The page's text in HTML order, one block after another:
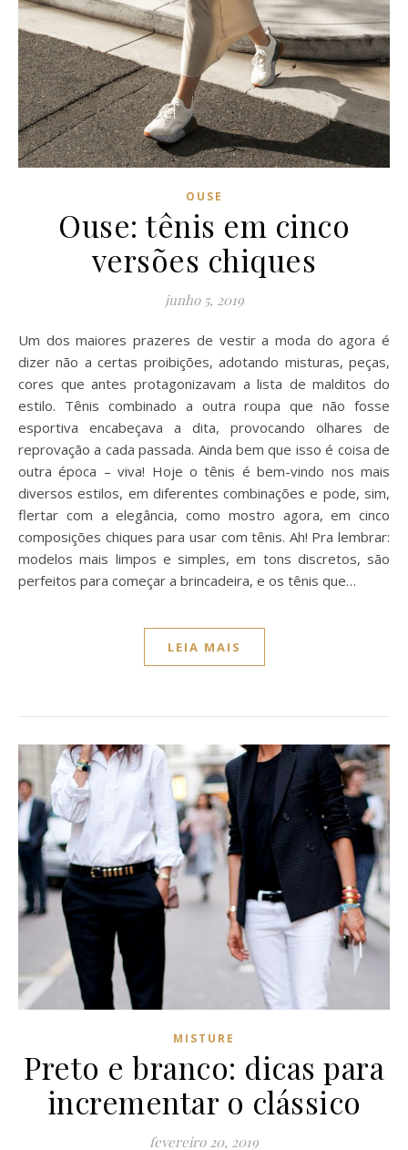
OUSE
Ouse: tênis em cinco
versões chiques
junho 5, 2019
Um dos maiores prazeres de vestir a moda do agora é
dizer não a certas proibições, adotando misturas, peças,
cores que antes protagonizavam a lista de malditos do
estilo. Tênis combinado a outra roupa que não fosse
esportiva encabeçava a dita, provocando olhares de
reprovação a cada passada. Ainda bem que isso é coisa de
outra época – viva! Hoje o tênis é bem-vindo nos mais
diversos estilos, em diferentes combinações e pode, sim,
flertar com a elegância, como mostro agora, em cinco
composições chiques para usar com tênis. Ah! Pra lembrar:
modelos mais limpos e simples, em tons discretos, são
perfeitos para começar a brincadeira, e os tênis que…
LEIA MAIS
MISTURE
Preto e branco: dicas para
incrementar o clássico
fevereiro 20, 2019